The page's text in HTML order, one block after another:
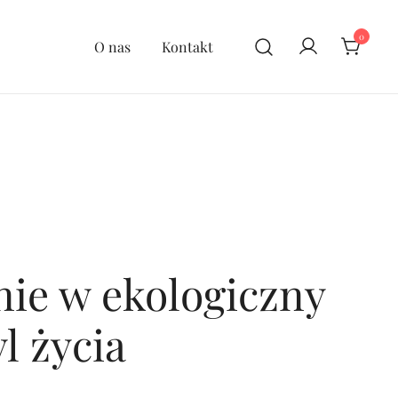
O nas Kontakt
0
w ekologiczny
życia